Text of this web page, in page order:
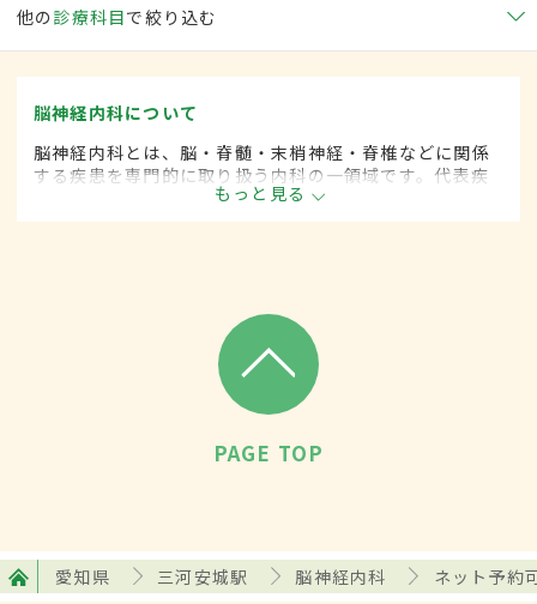
他の 診療科目で絞り込む
脳神経内科について
脳神経内科とは、脳・脊髄・末梢神経・脊椎などに関係
する疾患を専門的に取り扱う内科の一領域です。代表疾
患として、脳卒中や各種神経変性疾患(パーキンソン病、
筋萎縮性側索硬化など)、脊髄と末梢神経の疾患、てんか
もっと見る
PAGE TOP
愛知県 三河安城駅 脳神経内科 ネット予約